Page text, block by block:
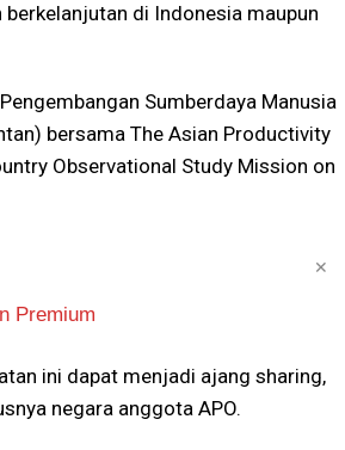
di Indonesia maupun
Sumberdaya Manusia
bersama The Asian Productivity
Observational Study Mission on
✕
ini dapat menjadi ajang sharing,
negara anggota APO.